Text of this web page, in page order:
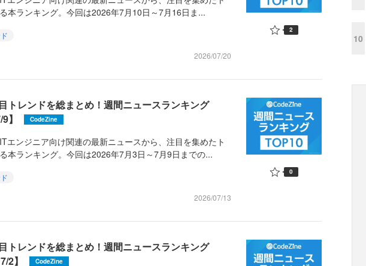
本ランキング。今回は2026年7月10日～7月16日ま...
2026/07/20
2
トレンドを総まとめ！週間ニュースランキング
】
CodeZine
エンジニア向け関連の最新ニュースから、注目を集めたト
本ランキング。今回は2026年7月3日～7月9日までの...
2026/07/13
0
トレンドを総まとめ！週間ニュースランキング
2】
CodeZine
10